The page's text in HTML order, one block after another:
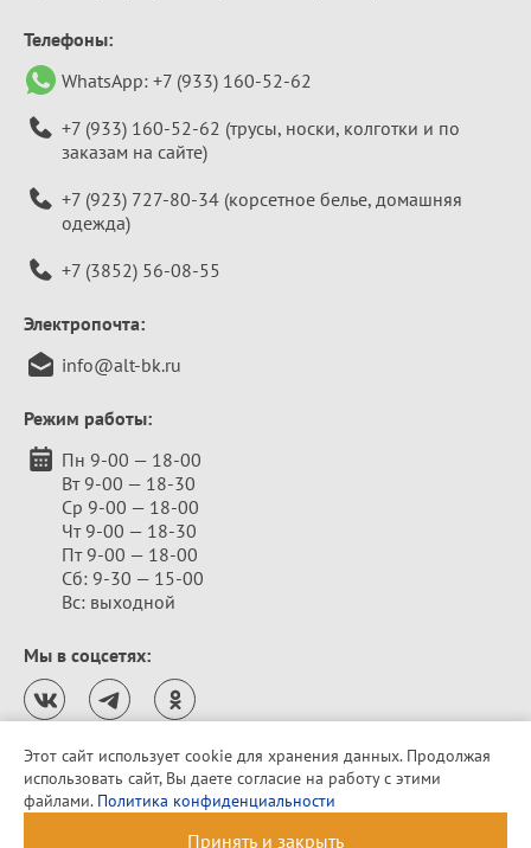
Телефоны:
WhatsApp: +7 (933) 160-52-62
+7 (933) 160-52-62 (трусы, носки, колготки и по
заказам на сайте)
+7 (923) 727-80-34 (корсетное белье, домашняя
одежда)
+7 (3852) 56-08-55
Электропочта:
info@alt-bk.ru
Режим работы:
Пн 9-00 — 18-00
Вт 9-00 — 18-30
Ср 9-00 — 18-00
Чт 9-00 — 18-30
Пт 9-00 — 18-00
Сб: 9-30 — 15-00
Вс: выходной
Мы в соцсетях:
Политика конфиденциальности
© 2010–2026 «Алтайская бельевая компания»
Этот сайт использует cookie для хранения данных. Продолжая
использовать сайт, Вы даете согласие на работу с этими
файлами. Политика конфиденциальности
Принять и закрыть